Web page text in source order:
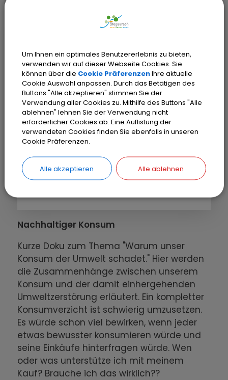
Nachhaltiger Konsum
Kurze Doku zum Thema "Warum unser
Konsum der Umwelt schadet." Hier werden
die Zusammenhänge zwischen unserem
Konsum und der damit einhergehenden
Umweltzerstörung erläutert. Ein kompletter
Konsumverzicht ist schwierig umzusetzen.
Es würde schon viel bewirken, wenn jeder
etwas bewusster konsumieren würde und
seine Einkäufe hinterfragen würde. Wen
oder was unterstütze ich mit meinem
Kauf? Brauche ich das wirklich??
Um Ihnen ein optimales Benutzererlebnis zu bieten,
verwenden wir auf dieser Webseite Cookies. Sie
können über die Cookie PräferenzenIhre aktuelle
Cookie Auswahl anpassen. Durch das Betätigen des
Buttons "Alle akzeptieren" stimmen Sie der
Verwendung aller Cookies zu. Mithilfe des Buttons "Alle
ablehnen" lehnen Sie der Verwendung nicht
erforderlicher Cookies ab. Eine Auflistung der
verwendeten Cookies finden Sie ebenfalls in unseren
Cookie Präferenzen.
Alle akzeptieren Alle ablehnen